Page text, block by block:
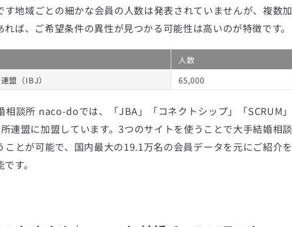
す地域ごとの細かな会員の人数は発表されていませんが、複数加
れば、ご希望条件の異性が見つかる可能性は高いのが特徴です。
人数
盟（IBJ）
65,000
相談所 naco-doでは、「JBA」「コネクトシップ」「SCRUM」
連盟に加盟しています。3つのサイトを使うことで大手結婚相談
ことが可能で、国内最大の19.1万名の会員データを元にご紹介を
す。